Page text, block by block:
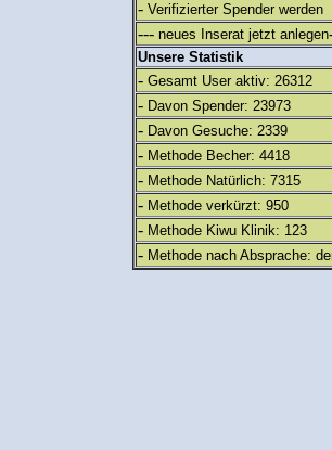
- Verifizierter Spender werden
--- neues Inserat jetzt anlegen
Unsere Statistik
- Gesamt User aktiv: 26312
- Davon Spender: 23973
- Davon Gesuche: 2339
- Methode Becher: 4418
- Methode Natürlich: 7315
- Methode verkürzt: 950
- Methode Kiwu Klinik: 123
- Methode nach Absprache: